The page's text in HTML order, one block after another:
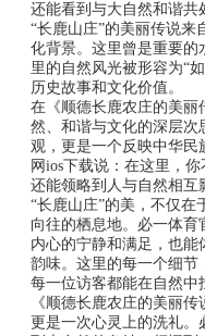
还能看到与大自然和谐共
“长鹿山庄”的美丽传说来
化背景。这里曾是重要
里的自然风光被形容为“
历史故事和文化价值。
在《顺德长鹿农庄的美丽
然、和谐与文化的深层
观，更是一个反映中华民
网ios下载说：在这里，
还能领略到人与自然相互
“长鹿山庄”的美，不仅在
向往的栖息地。必一体育
内心的宁静和满足，也
韵味。这里的每一个细节
每一位访客都能在自然中
《顺德长鹿农庄的美丽
更是一次心灵上的洗礼。